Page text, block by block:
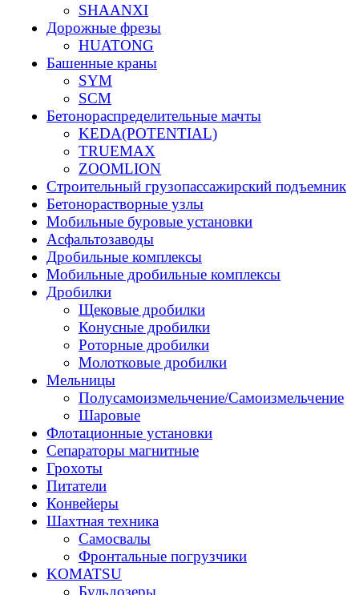
SHAANXI
Дорожные фрезы
HUATONG
Башенные краны
SYM
SCM
Бетонораспределительные мачты
KEDA(POTENTIAL)
TRUEMAX
ZOOMLION
Строительный грузопассажирский подъемник
Бетонорастворные узлы
Мобильные буровые установки
Асфальтозаводы
Дробильные комплексы
Мобильные дробильные комплексы
Дробилки
Щековые дробилки
Конусные дробилки
Роторные дробилки
Молотковые дробилки
Мельницы
Полусамоизмельчение/Самоизмельчение
Шаровые
Флотационные установки
Сепараторы магнитные
Грохоты
Питатели
Конвейеры
Шахтная техника
Самосвалы
Фронтальные погрузчики
KOMATSU
Бульдозеры